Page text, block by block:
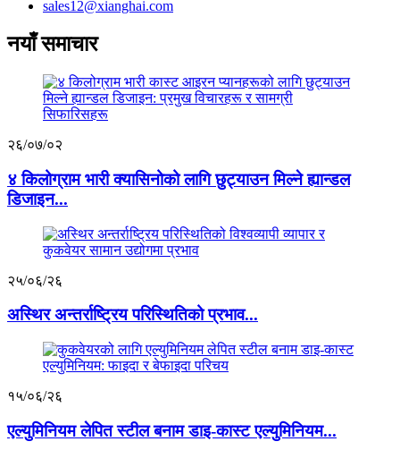
sales12@xianghai.com
नयाँ समाचार
२६/०७/०२
४ किलोग्राम भारी क्यासिनोको लागि छुट्याउन मिल्ने ह्यान्डल
डिजाइन...
२५/०६/२६
अस्थिर अन्तर्राष्ट्रिय परिस्थितिको प्रभाव...
१५/०६/२६
एल्युमिनियम लेपित स्टील बनाम डाइ-कास्ट एल्युमिनियम...